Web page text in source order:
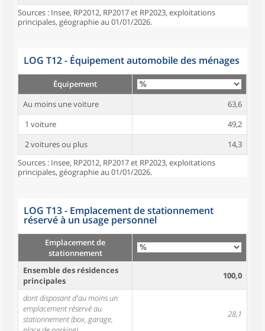
Sources : Insee, RP2012, RP2017 et RP2023, exploitations
principales, géographie au 01/01/2026.
LOG T12 - Équipement automobile des ménages
Équipement
Au moins une voiture
63,6
1 voiture
49,2
2 voitures ou plus
14,3
Sources : Insee, RP2012, RP2017 et RP2023, exploitations
principales, géographie au 01/01/2026.
LOG T13 - Emplacement de stationnement
réservé à un usage personnel
Emplacement de
stationnement
Ensemble des résidences
principales
100,0
dont disposant d'au moins un
emplacement réservé au
stationnement (box, garage,
28,1